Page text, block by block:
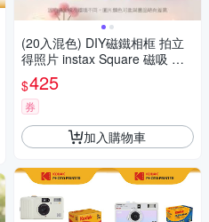
(20入混色) DIY磁鐵相框 拍立
得照片 instax Square 磁吸 拼
圖 筆筒 造型相框 冰箱貼 evo
$425
券
加入購物車